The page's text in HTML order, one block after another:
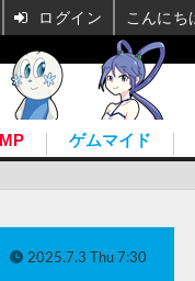
ゲムマイド
2025.7.3 Thu 7:30
ログイン こんにち